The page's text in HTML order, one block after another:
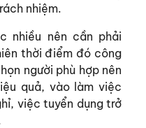
nhiệm.
nhiều nên cần phải
thời điểm đó công
người phù hợp nên
quả, vào làm việc
việc tuyển dụng trở